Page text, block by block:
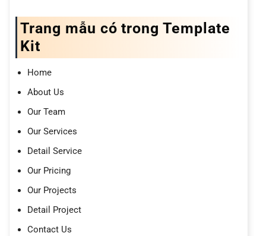
Trang mẫu có trong Template
Kit
Home
About Us
Our Team
Our Services
Detail Service
Our Pricing
Our Projects
Detail Project
Contact Us